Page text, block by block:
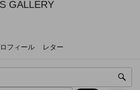
GALLERY
フィール レター